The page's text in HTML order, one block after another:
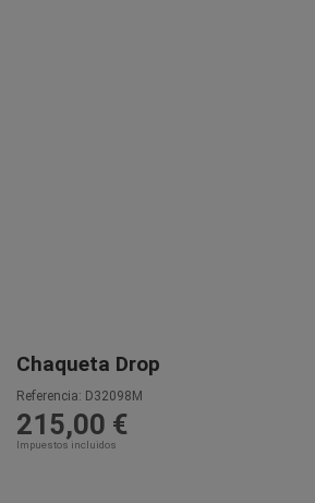
Chaqueta Drop
Referencia: D32098M
215,00 €
Impuestos incluidos